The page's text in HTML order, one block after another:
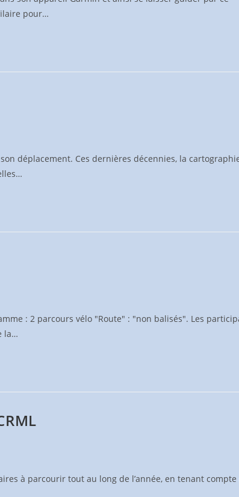
pour…
déplacement. Ces dernières décennies, la
: 2 parcours vélo "Route" : "non balisés". Les
la…
à parcourir tout au long de l’année, en tenant compte